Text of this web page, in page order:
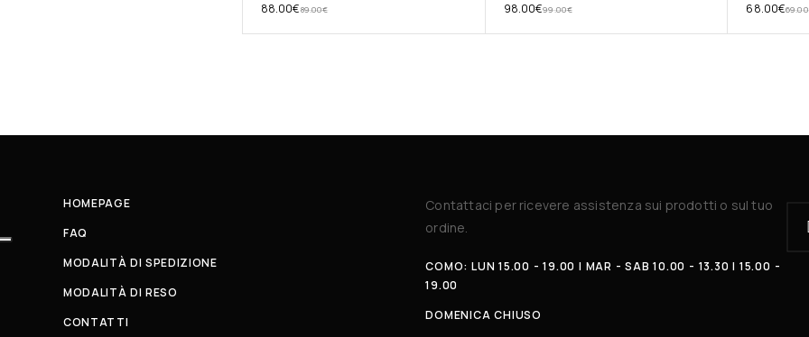
89.00€
88.00€ 99.00€
98.00€ 69.00
68.00€
HOMEPAGE
FAQ
MODALITÀ DI SPEDIZIONE
MODALITÀ DI RESO
CONTATTI
Contattaci per ricevere assistenza sui prodotti o sul tuo
ordine.
COMO: LUN 15.00 - 19.00 | MAR - SAB 10.00 - 13.30 | 15.00 -
19.00
DOMENICA CHIUSO